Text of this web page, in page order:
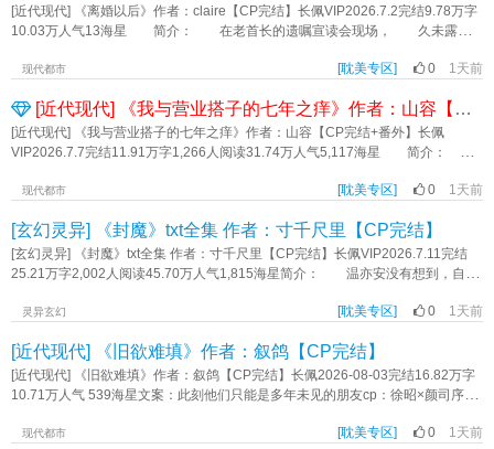
子， 拒绝不了对被扫地出门的他说的那句“这就是你的家”， 更拒绝不了做
这一切的、消失了近十年的、他的初恋。 为了把许昀朗留在身边，易杭昧着
禁止越界的清单： 只能睡客房 不能有亲密接触 不能干涉许昀朗的个
气： 我们不是结婚了吗？ 为什么他不跟我睡？ 为什么不能抱也不能
亲？ 为什么他从来不会为我吃醋？ …… 他到底怎样才能爱我？
下一本：CP2123673 傲慢嘴硬的娱乐公司高管X假温顺真心机的漂亮明
[近代现代] 《离婚以后》作者：claire【CP完结】长佩VIP2026.7.2完结9.78万字
10.03万人气13海星 简介： 在老首长的遗嘱宣读会现场， 久未露面
年上，HE 标签：破镜重圆剧情HE《离婚以后》作者：claire
现代都市 [耽美专区] 0 1天前
[近代现代] 《我与营业搭子的七年之痒》作者：山容【CP完结+番外】
[近代现代] 《我与营业搭子的七年之痒》作者：山容【CP完结+番外】长佩
VIP2026.7.7完结11.91万字1,266人阅读31.74万人气5,117海星 简介：
想到搭子竟然偷偷摸摸想离婚。 危！搭子你能不能有点事业心！ 俗话说
时间线，某博同人文接龙24小时，视频网站上的《真相是真》吗？！ 回答
我！啊？！回答我！ 为了我们的事业，给我好好麦啊！ 阅读请注
意： 1.我流娱乐圈，我流背景，无原型，不要提任何三次。 2.短篇大纲搞
人称男团文字《我与营业搭子的七年之痒》作者：山容
现代都市 [耽美专区] 0 1天前
[玄幻灵异] 《封魔》txt全集 作者：寸千尺里【CP完结】
[玄幻灵异] 《封魔》txt全集 作者：寸千尺里【CP完结】长佩VIP2026.7.11完结
25.21万字2,002人阅读45.70万人气1,815海星简介： 温亦安没有想到，自己
欢宗弟子，还得按时完成双修任务。 而曾经的好友同门，乃至死敌，似乎都
不能再熟悉的人，一次次突破他的底线。 望着昔日师弟猩红的双瞳和满身煞
气，温亦安痛心疾首：“你、你……” 谢长明神情乖觉，手上却用力一把将人按
上墙壁：“你答应过师尊要照顾好我。” …… 为了天下安宁，和师尊飞升前
一笑：“此等封印，我很受用。” 【阅读指南】 心怀苍生病弱受×装惨卖乖
灵异玄幻 [耽美专区] 0 1天前
[近代现代] 《旧欲难填》作者：叙鸽【CP完结】
[近代现代] 《旧欲难填》作者：叙鸽【CP完结】长佩2026-08-03完结16.82万字
10.71万人气 539海星文案：此刻他们只能是多年未见的朋友cp：徐昭×颜司序温
消失得洒脱。不告而别，是他为少年的心动亲手画下的句号。毕竟告别是要期待
现代都市 [耽美专区] 0 1天前